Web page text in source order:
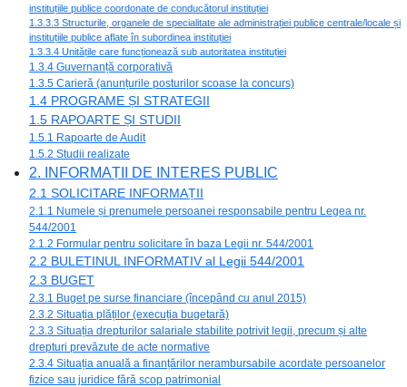
instituțiile publice coordonate de conducătorul instituției
1.3.3.3 Structurile, organele de specialitate ale administrației publice centrale/locale și
instituțiile publice aflate în subordinea instituției
1.3.3.4 Unitățile care funcționează sub autoritatea instituției
1.3.4 Guvernanță corporativă
1.3.5 Carieră (anunțurile posturilor scoase la concurs)
1.4 PROGRAME ȘI STRATEGII
1.5 RAPOARTE ȘI STUDII
1.5.1 Rapoarte de Audit
1.5.2 Studii realizate
2. INFORMAȚII DE INTERES PUBLIC
2.1 SOLICITARE INFORMAȚII
2.1.1 Numele și prenumele persoanei responsabile pentru Legea nr.
544/2001
2.1.2 Formular pentru solicitare în baza Legii nr. 544/2001
2.2 BULETINUL INFORMATIV al Legii 544/2001
2.3 BUGET
2.3.1 Buget pe surse financiare (începând cu anul 2015)
2.3.2 Situația plăților (execuția bugetară)
2.3.3 Situația drepturilor salariale stabilite potrivit legii, precum și alte
drepturi prevăzute de acte normative
2.3.4 Situația anuală a finanțărilor nerambursabile acordate persoanelor
fizice sau juridice fără scop patrimonial